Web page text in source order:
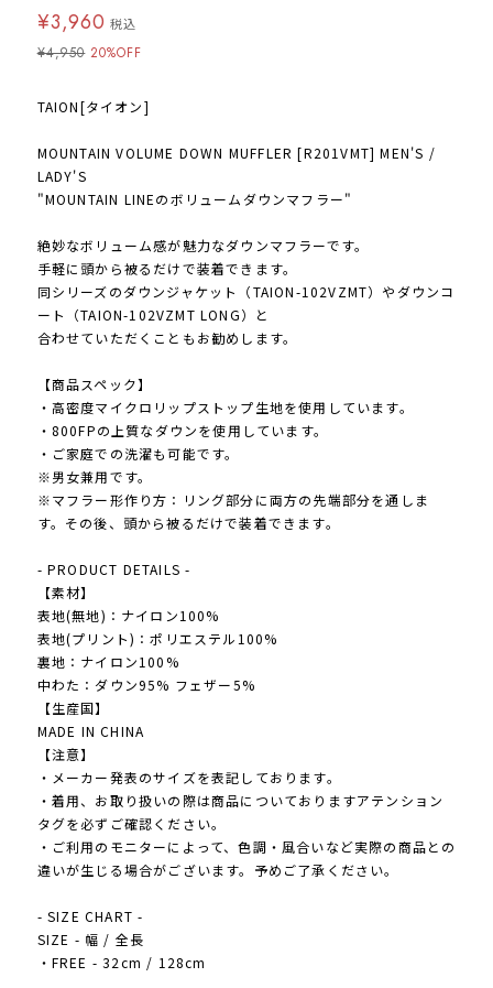
¥3,960 税込
¥4,950 20%OFF
TAION[タイオン]
MOUNTAIN VOLUME DOWN MUFFLER [R201VMT] MEN'S /
LADY'S
"MOUNTAIN LINEのボリュームダウンマフラー"
絶妙なボリューム感が魅力なダウンマフラーです。
手軽に頭から被るだけで装着できます。
同シリーズのダウンジャケット（TAION-102VZMT）やダウンコ
ート（TAION-102VZMT LONG）と
合わせていただくこともお勧めします。
【商品スペック】
・高密度マイクロリップストップ生地を使用しています。
・800FPの上質なダウンを使用しています。
・ご家庭での洗濯も可能です。
※男女兼用です。
※マフラー形作り方：リング部分に両方の先端部分を通しま
す。その後、頭から被るだけで装着できます。
- PRODUCT DETAILS -
【素材】
表地(無地)：ナイロン100%
表地(プリント)：ポリエステル100%
裏地：ナイロン100%
中わた：ダウン95% フェザー5%
【生産国】
MADE IN CHINA
【注意】
・メーカー発表のサイズを表記しております。
・着用、お取り扱いの際は商品についておりますアテンション
タグを必ずご確認ください。
・ご利用のモニターによって、色調・風合いなど実際の商品との
違いが生じる場合がございます。予めご了承ください。
- SIZE CHART -
SIZE - 幅 / 全長
・FREE - 32cm / 128cm